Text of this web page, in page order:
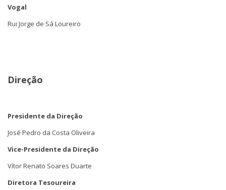
Vogal
Rui Jorge de Sá Loureiro
Direção
Presidente da Direção
José Pedro da Costa Oliveira
Vice-Presidente da Direção
Vítor Renato Soares Duarte
Diretora Tesoureira